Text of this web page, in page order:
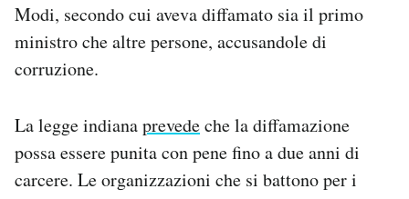
Modi, secondo cui aveva diffamato sia il primo
ministro che altre persone, accusandole di
corruzione.
La legge indianaprevedeche la diffamazione
possa essere punita con pene fino a due anni di
carcere. Le organizzazioni che si battono per i